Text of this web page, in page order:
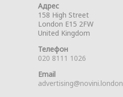
Адрес
158 High Street
London E15 2FW
United Kingdom
Телефон
020 8111 1026
Email
advertising@novini.london